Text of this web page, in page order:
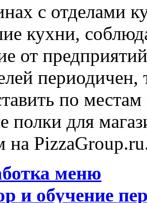
с отделами
кухни,
от
периодичен,
по
полки для
на
меню
и обучение